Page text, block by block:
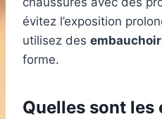
évitez l’exposition
utilisez des
forme.
Quelles sont les